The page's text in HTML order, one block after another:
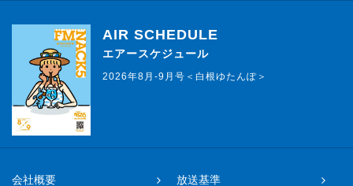
AIR SCHEDULE
エアースケジュール
2026年8月-9月号＜白根ゆたんぽ＞
会社概要 放送基準